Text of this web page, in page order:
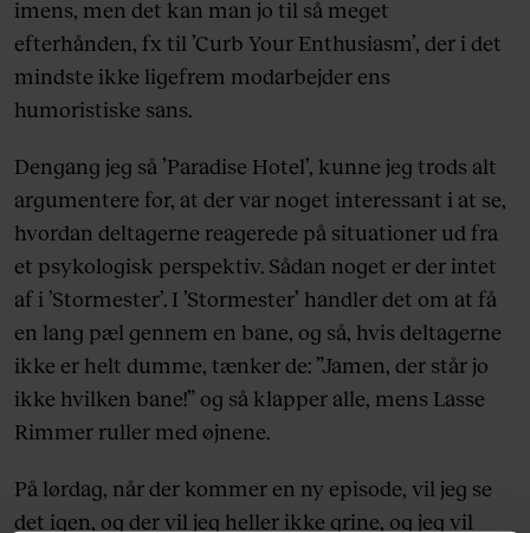
imens, men det kan man jo til så meget
efterhånden, fx til ’Curb Your Enthusiasm’, der i det
mindste ikke ligefrem modarbejder ens
humoristiske sans.
Dengang jeg så ’Paradise Hotel’, kunne jeg trods alt
argumentere for, at der var noget interessant i at se,
hvordan deltagerne reagerede på situationer ud fra
et psykologisk perspektiv. Sådan noget er der intet
af i ’Stormester’. I ’Stormester’ handler det om at få
en lang pæl gennem en bane, og så, hvis deltagerne
ikke er helt dumme, tænker de: ”Jamen, der står jo
ikke hvilken bane!” og så klapper alle, mens Lasse
Rimmer ruller med øjnene.
På lørdag, når der kommer en ny episode, vil jeg se
det igen, og der vil jeg heller ikke grine, og jeg vil